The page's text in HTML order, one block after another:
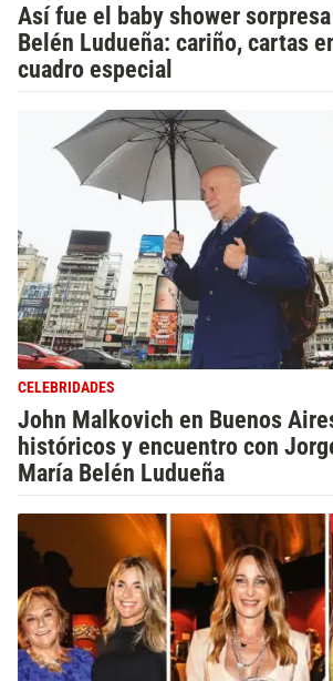
Así fue el baby shower
Belén Ludueña: cariño, cartas
cuadro especial
CELEBRIDADES
John Malkovich en Buenos
históricos y encuentro con
María Belén Ludueña